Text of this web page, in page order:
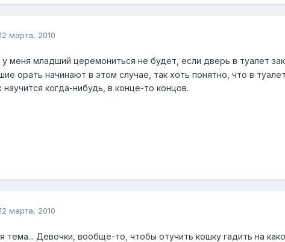
марта, 2010
у меня младший церемониться не будет, если дверь в туалет
орать начинают в этом случае, так хоть понятно, что в
когда-нибудь, в конце-то концов.
марта, 2010
тема... Девочки, вообще-то, чтобы отучить кошку гадить на